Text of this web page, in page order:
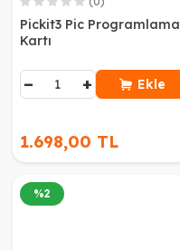
Pickit3 Pic Programlama
Kartı
− + Ekle
1.698,00 TL
%2